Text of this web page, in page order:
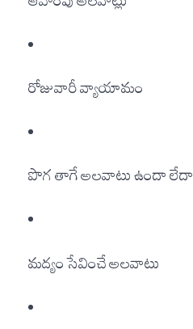
రోజువారీ వ్యాయామం
పొగ తాగే అలవాటు ఉందా లేదా
మద్యం సేవించే అలవాటు